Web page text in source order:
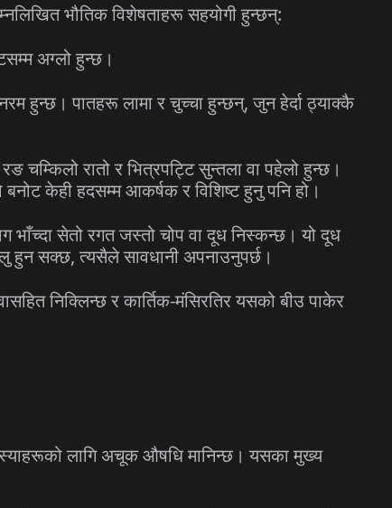
भौतिक विशेषताहरू सहयोगी हुन्छन्:
अग्लो हुन्छ।
हुन्छ। पातहरू लामा र चुच्चा हुन्छन्, जुन हेर्दा ठ्याक्कै
रातो र भित्रपट्टि सुन्तला वा पहेलो हुन्छ।
केही हदसम्म आकर्षक र विशिष्ट हुनु पनि हो।
सेतो रगत जस्तो चोप वा दूध निस्कन्छ। यो दूध
हुन सक्छ, त्यसैले सावधानी अपनाउनुपर्छ।
निक्लिन्छ र कार्तिक-मंसिरतिर यसको बीउ पाकेर
लागि अचूक औषधि मानिन्छ। यसका मुख्य